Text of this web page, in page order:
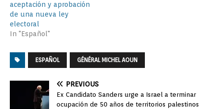
aceptación y aprobación
de una nueva ley
electoral
In "Español"
ESPAÑOL GÉNÉRAL MICHEL AOUN
PREVIOUS
Ex Candidato Sanders urge a Israel a terminar
ocupación de 50 años de territorios palestinos